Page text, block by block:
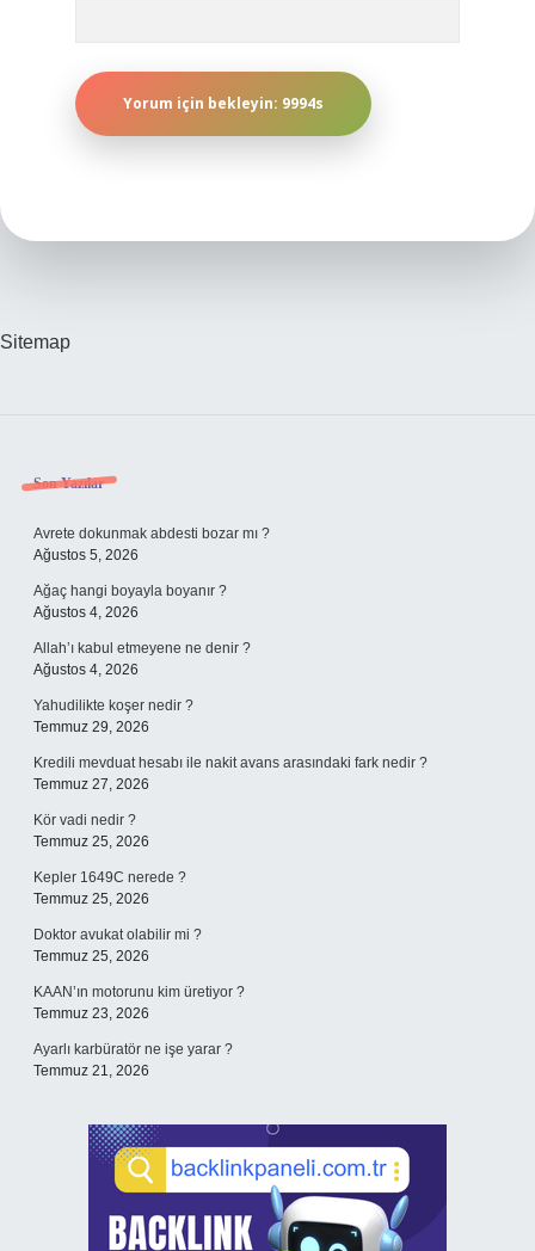
Sitemap
Sidebar
Son Yazılar
Avrete dokunmak abdesti bozar mı ?
Ağustos 5, 2026
Ağaç hangi boyayla boyanır ?
Ağustos 4, 2026
Allah’ı kabul etmeyene ne denir ?
Ağustos 4, 2026
Yahudilikte koşer nedir ?
Temmuz 29, 2026
Kredili mevduat hesabı ile nakit avans arasındaki fark nedir ?
Temmuz 27, 2026
Kör vadi nedir ?
Temmuz 25, 2026
Kepler 1649C nerede ?
Temmuz 25, 2026
Doktor avukat olabilir mi ?
Temmuz 25, 2026
KAAN’ın motorunu kim üretiyor ?
Temmuz 23, 2026
Ayarlı karbüratör ne işe yarar ?
Temmuz 21, 2026